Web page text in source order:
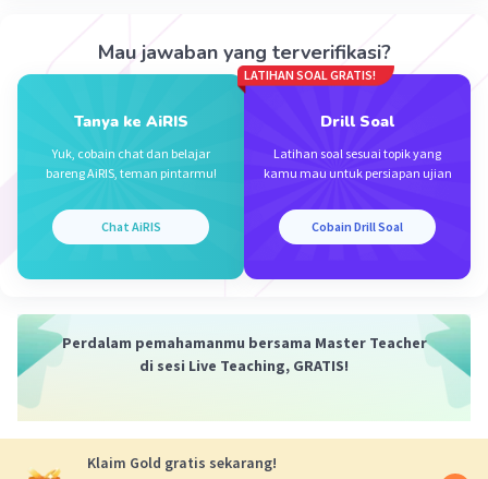
Mau jawaban yang terverifikasi?
Tanya ke AiRIS
Yuk, cobain chat dan belajar
bareng AiRIS, teman pintarmu!
Chat AiRIS
LATIHAN SOAL GRATIS!
Drill Soal
Latihan soal sesuai topik yang
kamu mau untuk persiapan ujian
Cobain Drill Soal
Perdalam pemahamanmu bersama Master Teacher
di sesi Live Teaching, GRATIS!
Klaim Gold gratis sekarang!